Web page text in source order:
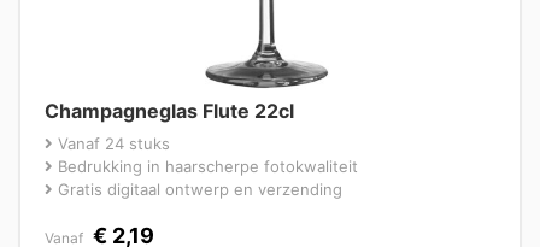
Champagneglas Flute 22cl
Vanaf 24 stuks
Bedrukking in haarscherpe fotokwaliteit
Gratis digitaal ontwerp en verzending
Vanaf € 2,19